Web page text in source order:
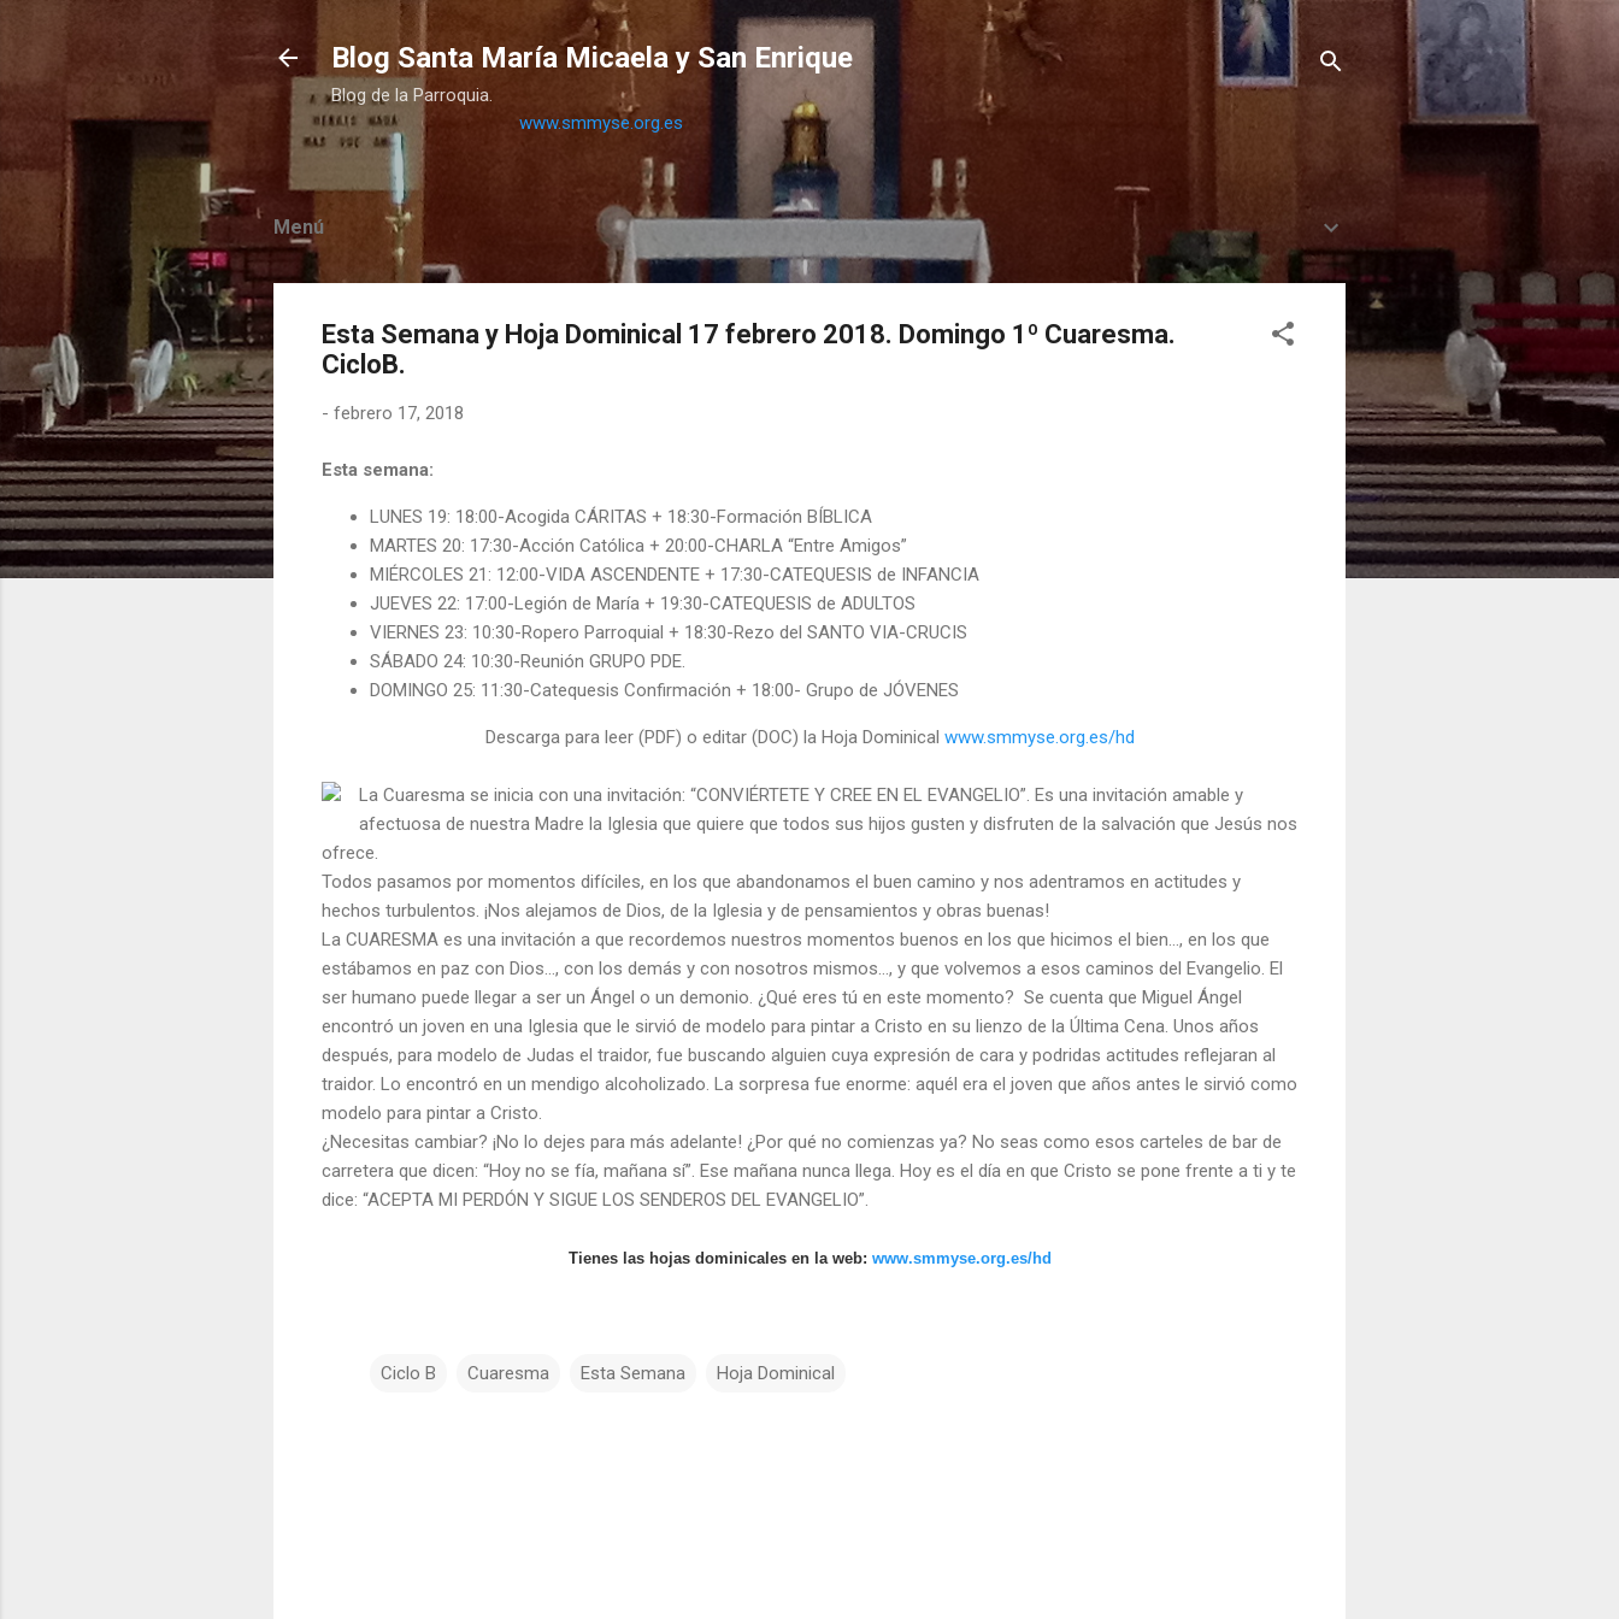
Ir al contenido principal
Blog Santa María Micaela y San Enrique
Blog de la Parroquia.
www.smmyse.org.es
Menú
Esta Semana y Hoja Dominical 17 febrero 2018. Domingo 1º Cuaresma.
CicloB.
- febrero 17, 2018
Esta semana:
LUNES 19: 18:00-Acogida CÁRITAS + 18:30-Formación BÍBLICA
MARTES 20: 17:30-Acción Católica + 20:00-CHARLA “Entre Amigos”
MIÉRCOLES 21: 12:00-VIDA ASCENDENTE + 17:30-CATEQUESIS de INFANCIA
JUEVES 22: 17:00-Legión de María + 19:30-CATEQUESIS de ADULTOS
VIERNES 23: 10:30-Ropero Parroquial + 18:30-Rezo del SANTO VIA-CRUCIS
SÁBADO 24: 10:30-Reunión GRUPO PDE.
DOMINGO 25: 11:30-Catequesis Confirmación + 18:00- Grupo de JÓVENES
Descarga para leer (PDF) o editar (DOC) la Hoja Dominical www.smmyse.org.es/hd
La Cuaresma se inicia con una invitación: “CONVIÉRTETE Y CREE EN EL EVANGELIO”. Es una invitación amable y
afectuosa de nuestra Madre la Iglesia que quiere que todos sus hijos gusten y disfruten de la salvación que Jesús nos
ofrece.
Todos pasamos por momentos difíciles, en los que abandonamos el buen camino y nos adentramos en actitudes y
hechos turbulentos. ¡Nos alejamos de Dios, de la Iglesia y de pensamientos y obras buenas!
La CUARESMA es una invitación a que recordemos nuestros momentos buenos en los que hicimos el bien…, en los que
estábamos en paz con Dios…, con los demás y con nosotros mismos…, y que volvemos a esos caminos del Evangelio. El
ser humano puede llegar a ser un Ángel o un demonio. ¿Qué eres tú en este momento? Se cuenta que Miguel Ángel
encontró un joven en una Iglesia que le sirvió de modelo para pintar a Cristo en su lienzo de la Última Cena. Unos años
después, para modelo de Judas el traidor, fue buscando alguien cuya expresión de cara y podridas actitudes reflejaran al
traidor. Lo encontró en un mendigo alcoholizado. La sorpresa fue enorme: aquél era el joven que años antes le sirvió como
modelo para pintar a Cristo.
¿Necesitas cambiar? ¡No lo dejes para más adelante! ¿Por qué no comienzas ya? No seas como esos carteles de bar de
carretera que dicen: “Hoy no se fía, mañana sí”. Ese mañana nunca llega. Hoy es el día en que Cristo se pone frente a ti y te
dice: “ACEPTA MI PERDÓN Y SIGUE LOS SENDEROS DEL EVANGELIO”.
Tienes las hojas dominicales en la web: www.smmyse.org.es/hd
Ciclo B Cuaresma Esta Semana Hoja Dominical